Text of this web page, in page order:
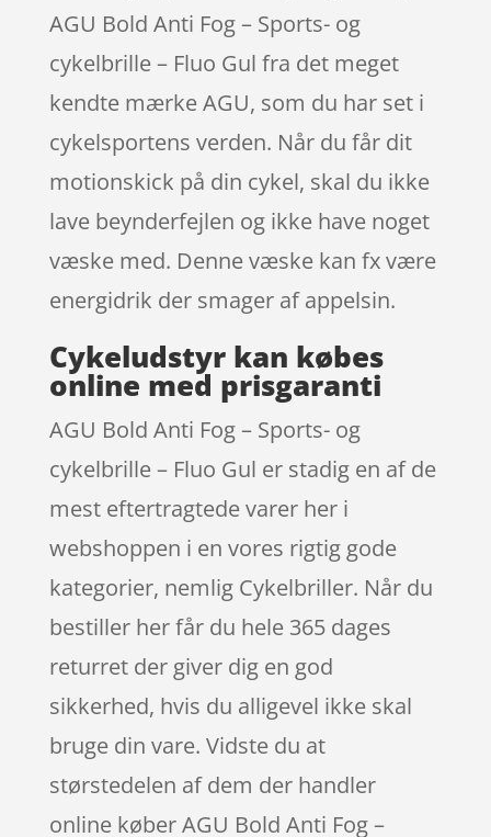
AGU Bold Anti Fog – Sports- og
cykelbrille – Fluo Gul fra det meget
kendte mærke AGU, som du har set i
cykelsportens verden. Når du får dit
motionskick på din cykel, skal du ikke
lave beynderfejlen og ikke have noget
væske med. Denne væske kan fx være
energidrik der smager af appelsin.
Cykeludstyr kan købes
online med prisgaranti
AGU Bold Anti Fog – Sports- og
cykelbrille – Fluo Gul er stadig en af de
mest eftertragtede varer her i
webshoppen i en vores rigtig gode
kategorier, nemlig Cykelbriller. Når du
bestiller her får du hele 365 dages
returret der giver dig en god
sikkerhed, hvis du alligevel ikke skal
bruge din vare. Vidste du at
størstedelen af dem der handler
online køber AGU Bold Anti Fog –